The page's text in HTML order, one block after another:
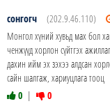
сонгогч (202.9.46.110)
Монгол хүний хувьд мах бол
ченжүүд хорлон сүйтгэх
дахин ийм эх зэхээ алдсан
сайн шалгаж, хариуцлага тооц
0 | 0